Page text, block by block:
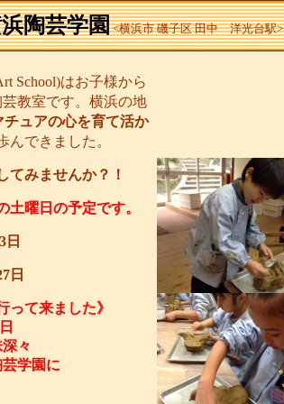
陶芸学園 <横浜市 磯子区 田中 洋光台駅>
School)はお子様から
教室です。横浜の地
チュアの心を育て活か
んできました。
てみませんか？！
土曜日の予定です。
日
日
って来ました》
々
学園に
ました。